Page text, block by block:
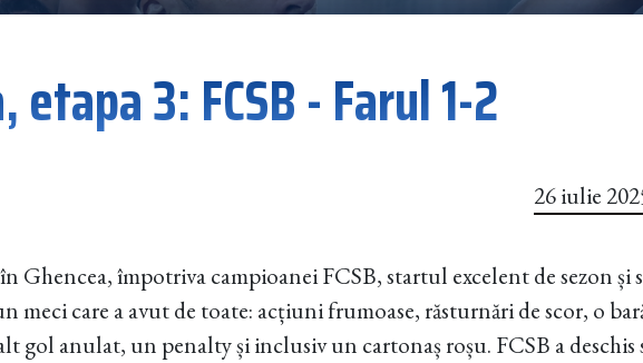
3: FCSB - Farul 1-2
26 iulie
Ghencea, împotriva campioanei FCSB, startul excelent de sezon și
meci care a avut de toate: acțiuni frumoase, răsturnări de scor, o
gol anulat, un penalty și inclusiv un cartonaș roșu. FCSB a deschis